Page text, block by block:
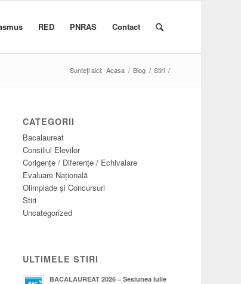
RED PNRAS Contact
Sunteți aici: Acasa / Blog / Stiri /
CATEGORII
Bacalaureat
Consiliul Elevilor
Corigențe / Diferențe / Echivalare
Evaluare Națională
Olimpiade și Concursuri
Stiri
Uncategorized
ULTIMELE STIRI
BACALAUREAT 2026 – Sesiunea Iulie